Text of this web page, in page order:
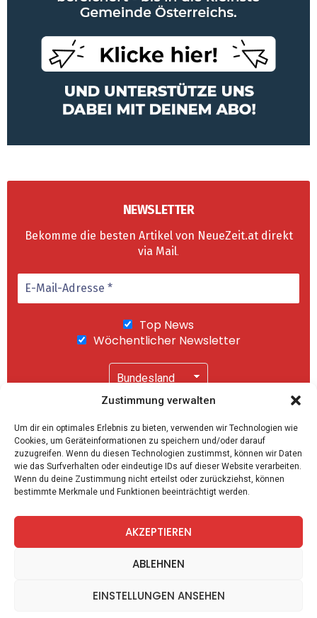
Zustimmung verwalten
Um dir ein optimales Erlebnis zu bieten, verwenden wir Technologien wie
Cookies, um Geräteinformationen zu speichern und/oder darauf
zuzugreifen. Wenn du diesen Technologien zustimmst, können wir Daten
wie das Surfverhalten oder eindeutige IDs auf dieser Website verarbeiten.
Wenn du deine Zustimmung nicht erteilst oder zurückziehst, können
bestimmte Merkmale und Funktionen beeinträchtigt werden.
AKZEPTIEREN
ABLEHNEN
EINSTELLUNGEN ANSEHEN
NEWSLETTER
Bekomme die besten Artikel von NeueZeit.at direkt
via Mail.
Top News
Wöchentlicher Newsletter
"Abonnieren" akzeptierst Du unsere
Datenschutzerklärung.
twitter